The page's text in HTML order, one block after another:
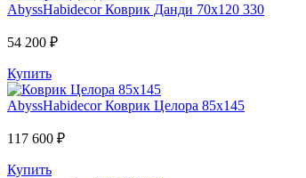
AbyssHabidecor Коврик Данди 70х120 330
54 200 ₽
Купить
AbyssHabidecor Коврик Целора 85х145
117 600 ₽
Купить